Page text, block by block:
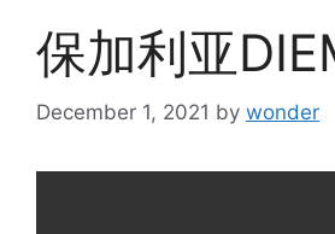
保加利亚
December 1, 2021 by wonder